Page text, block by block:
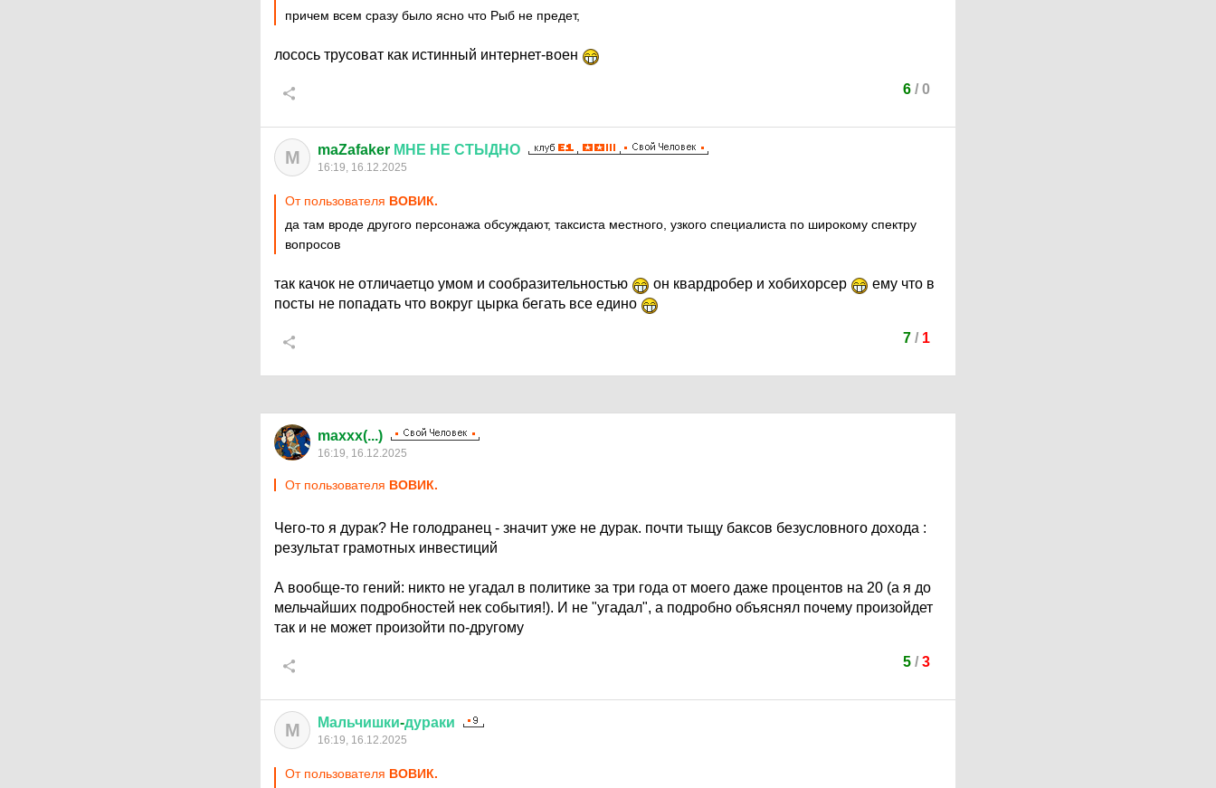
причем всем сразу было ясно что Рыб не предет,
лосось трусоват как истинный интернет-воен
6/ 0
M maZafaker МНЕ НЕ СТЫДНО
16:19, 16.12.2025
От пользователя ВОВИК.
да там вроде другого персонажа обсуждают, таксиста местного, узкого специалиста по широкому спектру
вопросов
так качок не отличаетцо умом и сообразительностью он квардробер и хобихорсер
ему что в
посты не попадать что вокруг цырка бегать все едино
7/ 1
maxxx(...)
16:19, 16.12.2025
От пользователя ВОВИК.
Чего-то я дурак? Не голодранец - значит уже не дурак. почти тыщу баксов безусловного дохода :
результат грамотных инвестиций
А вообще-то гений: никто не угадал в политике за три года от моего даже процентов на 20 (а я до
мельчайших подробностей нек события!). И не "угадал", а подробно объяснял почему произойдет
так и не может произойти по-другому
5/ 3
М Мальчишки-дураки
16:19, 16.12.2025
От пользователя ВОВИК.